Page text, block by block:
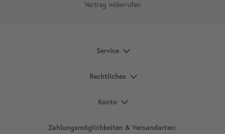
Vertrag widerrufen
Service
Rechtliches
Konto
Zahlungsmöglichkeiten & Versandarten: